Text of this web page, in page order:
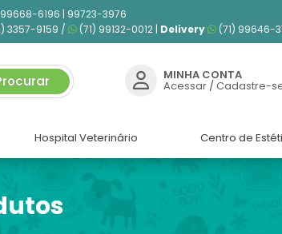
99668-6196 | 99723-3976
3357-9159 / (71) 99132-0012 | Delivery (71) 99646-
MINHA CONTA
Acessar /Cadastre-
Hospital Veterinário Centro de